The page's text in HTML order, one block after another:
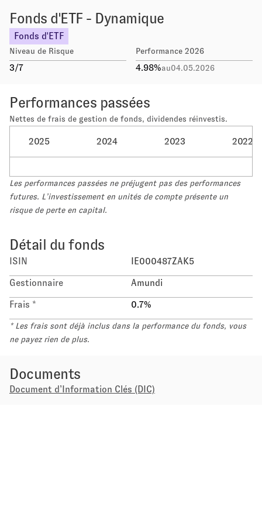
Fonds d'ETF - Dynamique
Fonds d'ETF
Niveau de Risque
3/7
Performance 2026
4.98%au04.05.2026
Performances passées
Nettes de frais de gestion de fonds, dividendes réinvestis.
2025 2024 2023 2022
Les performances passées ne préjugent pas des performances
futures. L’investissement en unités de compte présente un
risque de perte en capital.
Détail du fonds
ISIN IE000487ZAK5
Gestionnaire Amundi
Frais * 0.7%
* Les frais sont déjà inclus dans la performance du fonds, vous
ne payez rien de plus.
Documents
Document d’Information Clés (DIC)